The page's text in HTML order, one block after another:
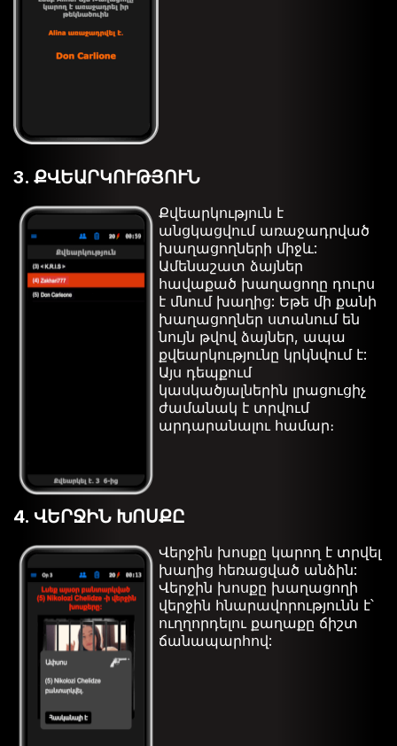
3. ՔՎԵԱՐԿՈՒԹՅՈՒՆ
Քվեարկություն է
անցկացվում առաջադրված
խաղացողների միջև:
Ամենաշատ ձայներ
հավաքած խաղացողը դուրս
է մնում խաղից: Եթե ​​մի քանի
խաղացողներ ստանում են
նույն թվով ձայներ, ապա
քվեարկությունը կրկնվում է:
Այս դեպքում
կասկածյալներին լրացուցիչ
ժամանակ է տրվում
արդարանալու համար։
4. ՎԵՐՋԻՆ ԽՈՍՔԸ
Վերջին խոսքը կարող է տրվել
խաղից հեռացված անձին:
Վերջին խոսքը խաղացողի
վերջին հնարավորությունն է՝
ուղղորդելու քաղաքը ճիշտ
ճանապարհով: